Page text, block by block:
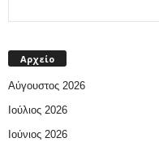
Αρχείο
Αύγουστος 2026
Ιούλιος 2026
Ιούνιος 2026